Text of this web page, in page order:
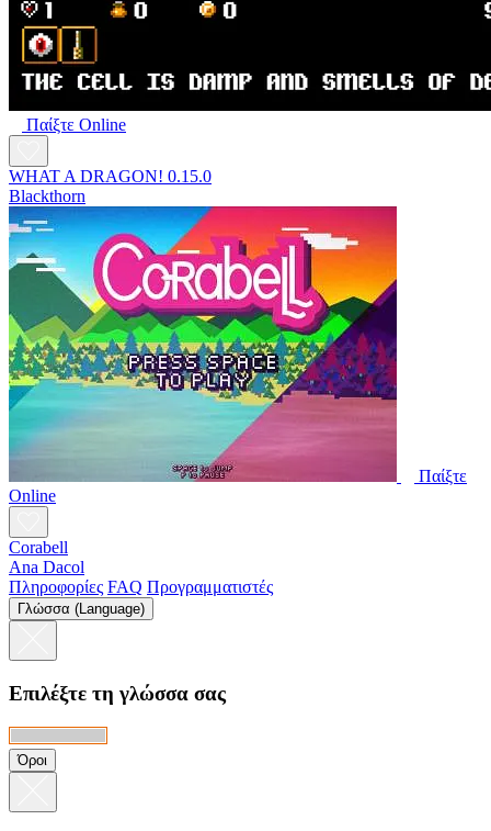
Παίξτε Online
WHAT A DRAGON! 0.15.0
Blackthorn
Παίξτε
Online
Corabell
Ana Dacol
Πληροφορίες FAQ Προγραμματιστές
Γλώσσα (Language)
Επιλέξτε τη γλώσσα σας
Όροι